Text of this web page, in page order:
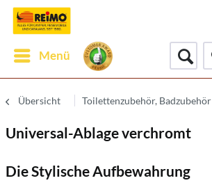
Menü
Übersicht Toilettenzubehör, Badzubehör
Universal-Ablage verchromt
Die Stylische Aufbewahrung